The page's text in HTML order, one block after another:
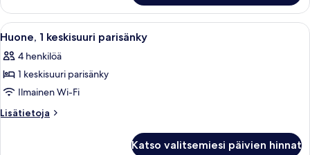
suuri
parisänky
Avaa
kaikki
huonetyypin
Huone,
1
keskisuuri
Hotellihuone, jossa on kaksi
10
Huone, 1 keskisuuri parisänky
4 henkilöä
1 keskisuuri parisänky
Ilmainen Wi-Fi
Lisätietoja
Lisätietoja
Katso valitsemiesi päivien hinnat